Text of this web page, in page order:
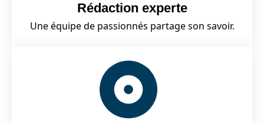
Rédaction experte
Une équipe de passionnés partage son savoir.